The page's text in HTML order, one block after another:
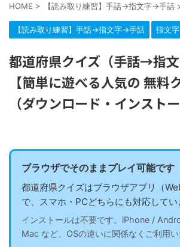
HOME > 【読み取り練習】手話→指文字→手話
【読み取り練習】手話→指文字→手話 指文字
都道府県クイズ（手話→指
【簡単に遊べる人気の 無料
（ダウンロード・インスト
ブラウザでそのままプレイ可能です
都道府県クイズはブラウザアプリ（
で、スマホ・PCどちらにも対応してい
インストールは不要です。iPhone /
Mac など、OSの違いに関係なくご利用い